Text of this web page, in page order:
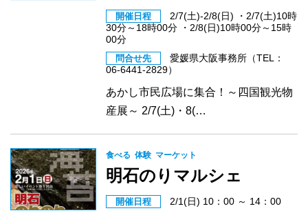
開催日程
2/7(土)-2/8(日) ・2/7(土)10時
30分～18時00分 ・2/8(日)10時00分～15時
00分
問合せ先
愛媛県大阪事務所（TEL：
06-6441-2829）
あかし市民広場に集合！～四国観光物
産展～ 2/7(土)・8(…
食べる 体験 マーケット
明石のりマルシェ
開催日程 2/1(日) 10：00 ～ 14：00